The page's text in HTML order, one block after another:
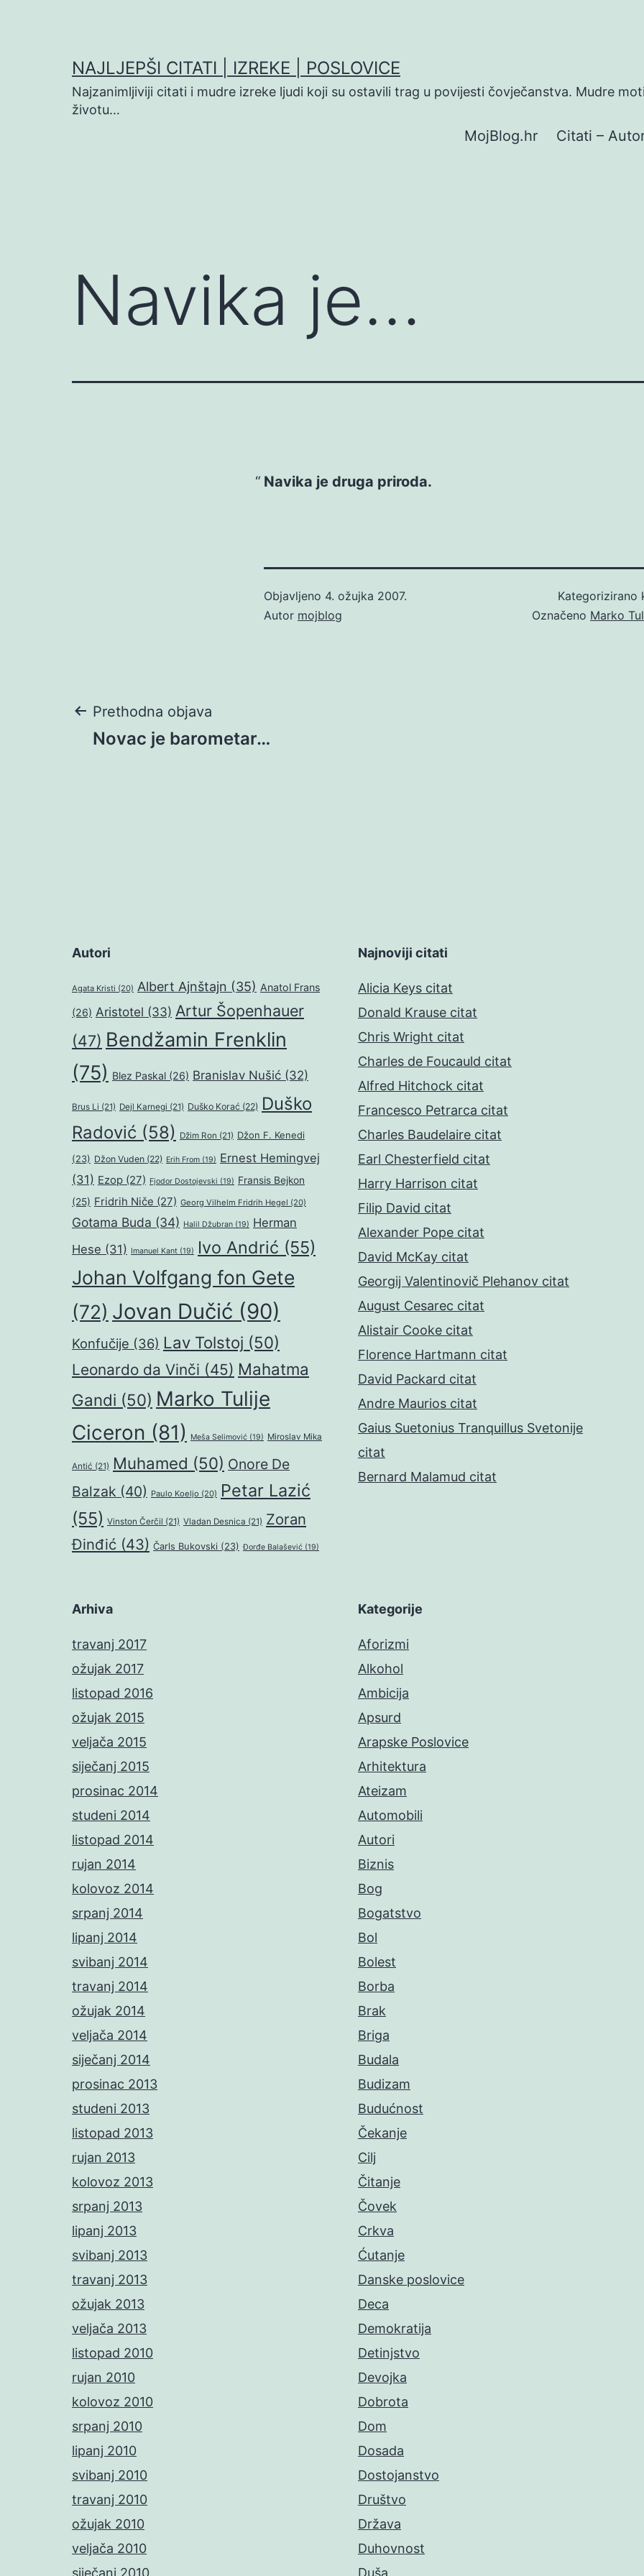
NAJLJEPŠI CITATI | IZREKE | POSLOVICE
Najzanimljiviji citati i mudre izreke ljudi koji su ostavili trag u povijesti čovječanstva. Mudre
životu…
MojBlog.hr Citati –
Navika je…
Navika je druga priroda.
Objavljeno 4. ožujka 2007.
Autor mojblog
Kategorizirano
Označeno Marko
Navigacija
Prethodna objava
Novac je barometar…
Autori
Agata Kristi (20) Albert Ajnštajn (35) Anatol Frans
(26) Aristotel (33) Artur Šopenhauer
(47) Bendžamin Frenklin
(75) Blez Paskal (26) Branislav Nušić (32)
Brus Li (21) Dejl Karnegi (21) Duško Korać (22) Duško
Radović (58) Džim Ron (21) Džon F. Kenedi
(23) Džon Vuden (22) Erih From (19) Ernest Hemingvej
(31) Ezop (27) Fjodor Dostojevski (19) Fransis Bejkon
(25) Fridrih Niče (27) Georg Vilhelm Fridrih Hegel (20)
Gotama Buda (34) Halil Džubran (19) Herman
Hese (31) Imanuel Kant (19) Ivo Andrić (55)
Johan Volfgang fon Gete
(72) Jovan Dučić (90)
Konfučije (36) Lav Tolstoj (50)
Leonardo da Vinči (45) Mahatma
Gandi (50) Marko Tulije
Ciceron (81) Meša Selimović (19) Miroslav Mika
Antić (21) Muhamed (50) Onore De
Balzak (40) Paulo Koeljo (20) Petar Lazić
(55) Vinston Čerčil (21) Vladan Desnica (21) Zoran
Đinđić (43) Čarls Bukovski (23) Đorđe Balašević (19)
Najnoviji citati
Alicia Keys citat
Donald Krause citat
Chris Wright citat
Charles de Foucauld citat
Alfred Hitchock citat
Francesco Petrarca citat
Charles Baudelaire citat
Earl Chesterfield citat
Harry Harrison citat
Filip David citat
Alexander Pope citat
David McKay citat
Georgij Valentinovič Plehanov citat
August Cesarec citat
Alistair Cooke citat
Florence Hartmann citat
David Packard citat
Andre Maurios citat
Gaius Suetonius Tranquillus Svetonije
citat
Bernard Malamud citat
Arhiva
travanj 2017
ožujak 2017
listopad 2016
ožujak 2015
veljača 2015
siječanj 2015
prosinac 2014
studeni 2014
listopad 2014
rujan 2014
kolovoz 2014
srpanj 2014
lipanj 2014
svibanj 2014
travanj 2014
ožujak 2014
veljača 2014
siječanj 2014
prosinac 2013
studeni 2013
listopad 2013
rujan 2013
kolovoz 2013
srpanj 2013
lipanj 2013
svibanj 2013
travanj 2013
ožujak 2013
veljača 2013
listopad 2010
rujan 2010
kolovoz 2010
srpanj 2010
lipanj 2010
svibanj 2010
travanj 2010
ožujak 2010
veljača 2010
siječanj 2010
Kategorije
Aforizmi
Alkohol
Ambicija
Apsurd
Arapske Poslovice
Arhitektura
Ateizam
Automobili
Autori
Biznis
Bog
Bogatstvo
Bol
Bolest
Borba
Brak
Briga
Budala
Budizam
Budućnost
Čekanje
Cilj
Čitanje
Čovek
Crkva
Ćutanje
Danske poslovice
Deca
Demokratija
Detinjstvo
Devojka
Dobrota
Dom
Dosada
Dostojanstvo
Društvo
Država
Duhovnost
Duša